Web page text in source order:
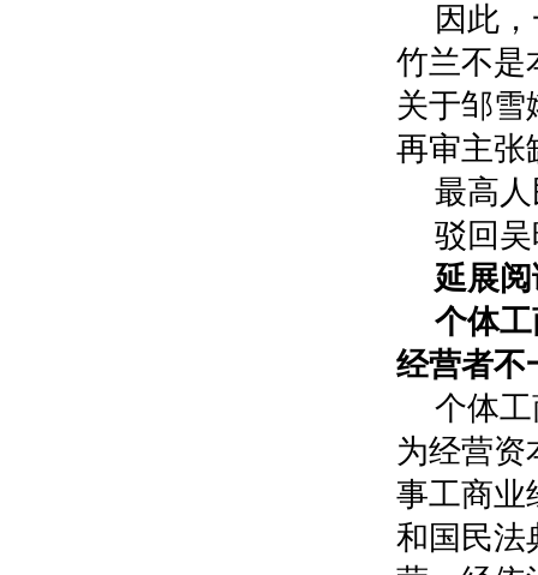
因此
竹兰不是
关于邹雪
再审主张
最高
驳回
延展
个体
经营者不
个体
为经营资
事工商业
和国民法